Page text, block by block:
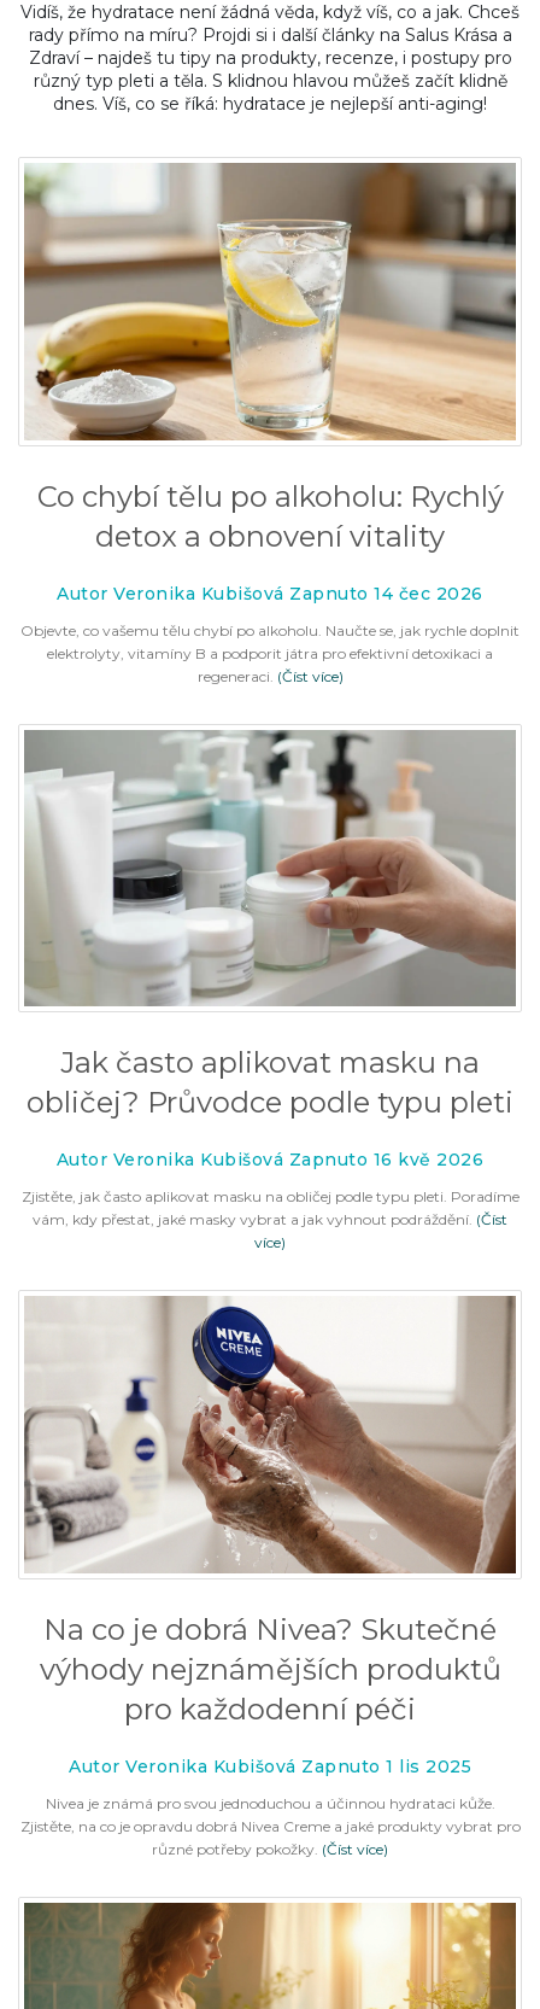
Vidíš, že hydratace není žádná věda, když víš, co a jak. Chceš
rady přímo na míru? Projdi si i další články na Salus Krása a
Zdraví – najdeš tu tipy na produkty, recenze, i postupy pro
různý typ pleti a těla. S klidnou hlavou můžeš začít klidně
dnes. Víš, co se říká: hydratace je nejlepší anti-aging!
Co chybí tělu po alkoholu: Rychlý
detox a obnovení vitality
Autor Veronika Kubišová Zapnuto 14 čec 2026
Objevte, co vašemu tělu chybí po alkoholu. Naučte se, jak rychle doplnit
elektrolyty, vitamíny B a podporit játra pro efektivní detoxikaci a
regeneraci. (Číst více)
Jak často aplikovat masku na
obličej? Průvodce podle typu pleti
Autor Veronika Kubišová Zapnuto 16 kvě 2026
Zjistěte, jak často aplikovat masku na obličej podle typu pleti. Poradíme
vám, kdy přestat, jaké masky vybrat a jak vyhnout podráždění. (Číst
více)
Na co je dobrá Nivea? Skutečné
výhody nejznámějších produktů
pro každodenní péči
Autor Veronika Kubišová Zapnuto 1 lis 2025
Nivea je známá pro svou jednoduchou a účinnou hydrataci kůže.
Zjistěte, na co je opravdu dobrá Nivea Creme a jaké produkty vybrat pro
různé potřeby pokožky. (Číst více)